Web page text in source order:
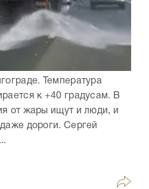
Температура
к +40 градусам. В
от жары ищут и люди, и
дороги. Сергей